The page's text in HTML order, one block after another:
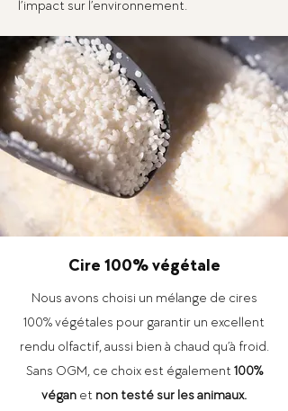
l’impact sur l’environnement.
Cire 100% végétale
Nous avons choisi un mélange de cires
100% végétales pour garantir un excellent
rendu olfactif, aussi bien à chaud qu’à froid.
Sans OGM, ce choix est également100%
végan et non testé sur les animaux.